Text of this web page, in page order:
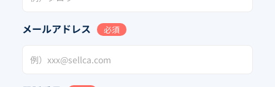
メールアドレス 必須